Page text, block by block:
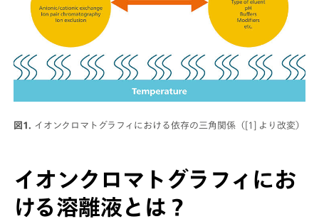
図1. イオンクロマトグラフィにおける依存の三角関係（[1] より改変）
イオンクロマトグラフィにお
ける溶離液とは？